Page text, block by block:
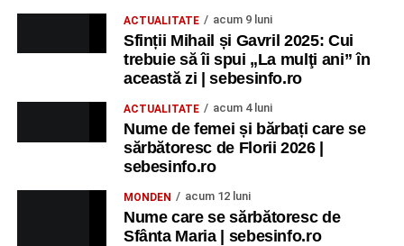
ACTUALITATE acum 9 luni
Sfinții Mihail și Gavril 2025: Cui
trebuie să îi spui „La mulţi ani” în
această zi | sebesinfo.ro
ACTUALITATE acum 4 luni
Nume de femei și bărbați care se
sărbătoresc de Florii 2026 |
sebesinfo.ro
MONDEN acum 12 luni
Nume care se sărbătoresc de
Sfânta Maria | sebesinfo.ro